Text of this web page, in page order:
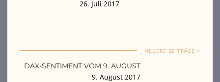
26. Juli 2017
NEUERE BEITRÄGE >
DAX-SENTIMENT VOM 9. AUGUST
9. August 2017